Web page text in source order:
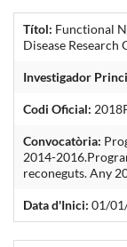
Títol: Functional
Disease Research
Investigador
Codi Oficial:
Convocatòria:
2014-
reconeguts. Any
Data d'Inici: 01/